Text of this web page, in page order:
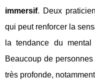
immersif. Deux
qui peut renforcer la
la tendance du
Beaucoup de
très profonde,